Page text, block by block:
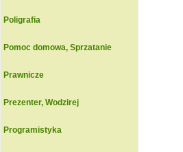
Poligrafia
Pomoc domowa, Sprzatanie
Prawnicze
Prezenter, Wodzirej
Programistyka